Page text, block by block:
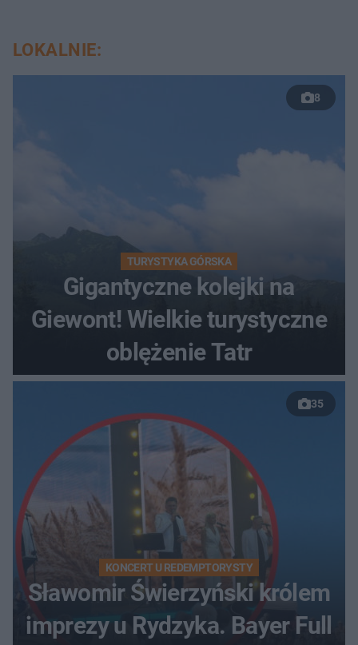
LOKALNIE:
8
TURYSTYKA GÓRSKA
Gigantyczne kolejki na
Giewont! Wielkie turystyczne
oblężenie Tatr
35
KONCERT U REDEMPTORYSTY
Sławomir Świerzyński królem
imprezy u Rydzyka. Bayer Full